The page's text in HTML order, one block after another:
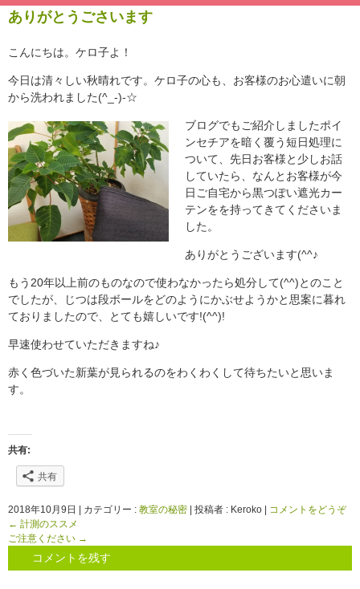
ありがとうごさいます
こんにちは。ケロ子よ！
今日は清々しい秋晴れです。ケロ子の心も、お客様のお心遣いに朝
から洗われました(^_-)-☆
ブログでもご紹介しましたポイ
ンセチアを暗く覆う短日処理に
ついて、先日お客様と少しお話
していたら、なんとお客様が今
日ご自宅から黒つぽい遮光カー
テンをを持ってきてくださいま
した。
ありがとうございます(^^♪
もう20年以上前のものなので使わなかったら処分して(^^)とのこと
でしたが、じつは段ボールをどのようにかぶせようかと思案に暮れ
ておりましたので、とても嬉しいです!(^^)!
早速使わせていただきますね♪
赤く色づいた新葉が見られるのをわくわくして待ちたいと思いま
す。
共有:
共有
2018年10月9日 | カテゴリー : 教室の秘密 | 投稿者 : Keroko | コメントをどうぞ
← 計測のススメ
ご注意ください →
コメントを残す